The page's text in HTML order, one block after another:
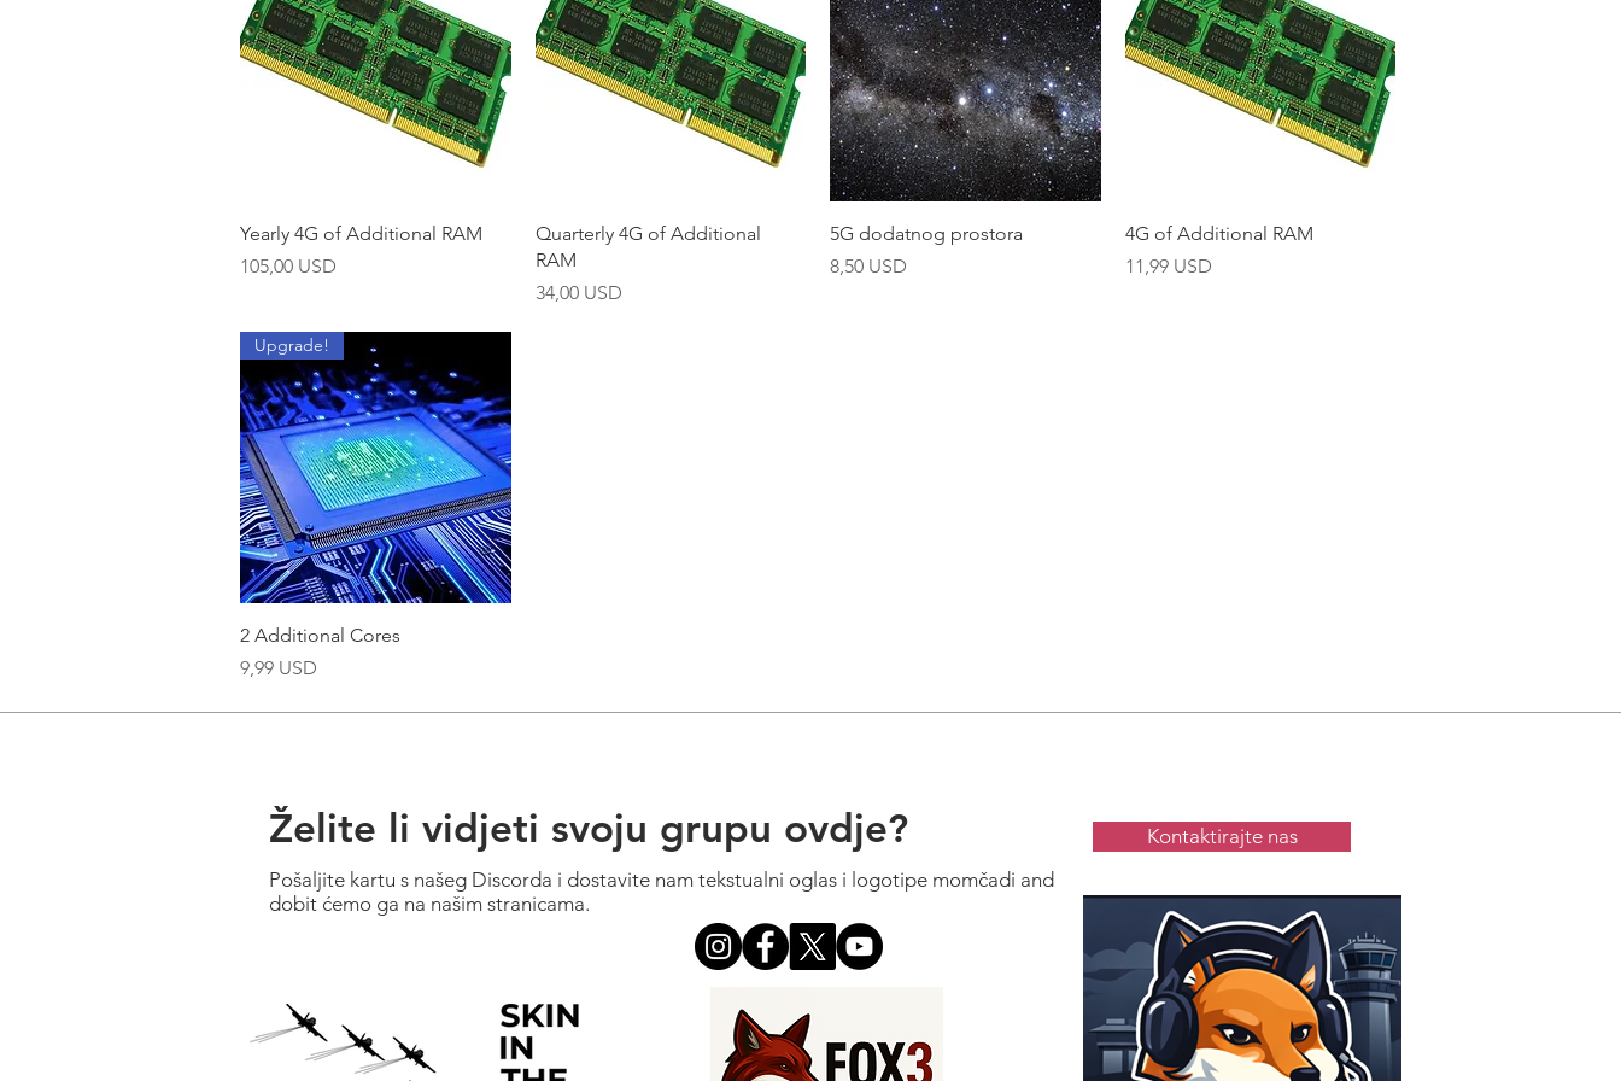
Brzi pregled
Yearly 4G of Additional RAM
Cijena
105,00 USD
Brzi pregled
Quarterly 4G of Additional
RAM
Cijena
34,00 USD
Brzi pregled
5G dodatnog prostora
Cijena
8,50 USD
Brzi pregled
4G of Additional RAM
Cijena
11,99 USD
Brzi pregled
Upgrade!
2 Additional Cores
Cijena
9,99 USD
Želite li vidjeti svoju grupu ovdje?
Pošaljite kartu s našeg Discorda i dostavite nam tekstualni oglas i logotipe momčadi and
dobit ćemo ga na našim stranicama.
Kontaktirajte nas